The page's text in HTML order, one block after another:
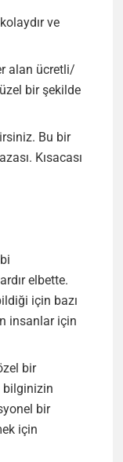
ve
alan ücretli/
bir şekilde
Bu bir
Kısacası
elbette.
için bazı
insanlar için
bir
bilginizin
bir
için